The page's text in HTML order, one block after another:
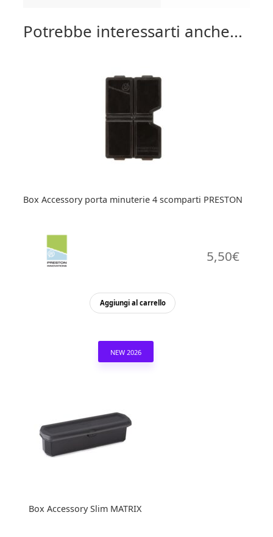
Potrebbe interessarti anche...
Box Accessory porta minuterie 4 scomparti PRESTON
5,50€
Aggiungi al carrello
NEW 2026
Box Accessory Slim MATRIX